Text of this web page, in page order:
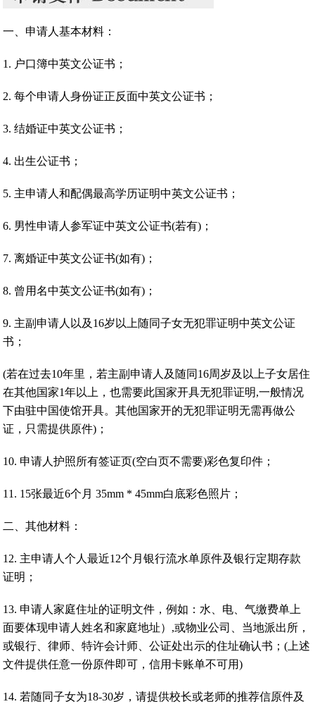
一、申请人基本材料：
1. 户口簿中英文公证书；
2. 每个申请人身份证正反面中英文公证书；
3. 结婚证中英文公证书；
4. 出生公证书；
5. 主申请人和配偶最高学历证明中英文公证书；
6. 男性申请人参军证中英文公证书(若有)；
7. 离婚证中英文公证书(如有)；
8. 曾用名中英文公证书(如有)；
9. 主副申请人以及16岁以上随同子女无犯罪证明中英文公证
书；
(若在过去10年里，若主副申请人及随同16周岁及以上子女居住
在其他国家1年以上，也需要此国家开具无犯罪证明,一般情况
下由驻中国使馆开具。其他国家开的无犯罪证明无需再做公
证，只需提供原件)；
10. 申请人护照所有签证页(空白页不需要)彩色复印件；
11. 15张最近6个月 35mm * 45mm白底彩色照片；
二、其他材料：
12. 主申请人个人最近12个月银行流水单原件及银行定期存款
证明；
13. 申请人家庭住址的证明文件，例如：水、电、气缴费单上
面要体现申请人姓名和家庭地址）,或物业公司、当地派出所，
或银行、律师、特许会计师、公证处出示的住址确认书；(上述
文件提供任意一份原件即可，信用卡账单不可用)
14. 若随同子女为18-30岁，请提供校长或老师的推荐信原件及